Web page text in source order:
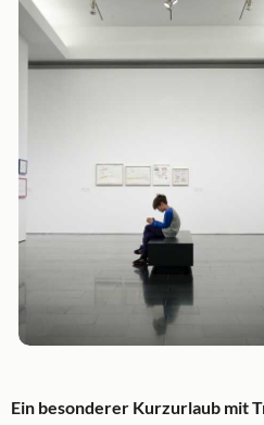
Ein besonderer Kurzurlaub mit